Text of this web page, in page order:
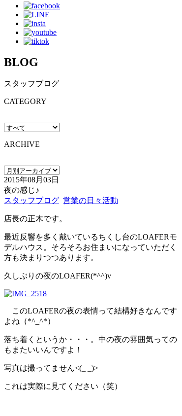
BLOG
スタッフブログ
CATEGORY
ARCHIVE
2015年08月03日
夜の感じ♪
スタッフブログ 営業の日々活動
店長の正木です。
最近反響を多く戴いているちくし台のLOAFERモ
デルハウス。そろそろお住まいになっていただく
方も決まりつつあります。
久しぶりの夜のLOAFER(*^^)v
このLOAFERの夜の表情って結構好きなんです
よね（*^_^*）
落ち着くというか・・・。中の夜の雰囲気っての
もまたいいんですよ！
写真は撮ってません<(_ _)>
これは実際に見てください（笑）